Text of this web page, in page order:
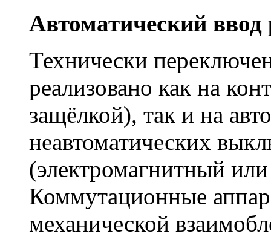
Автоматический ввод
Технически
реализовано как на
защёлкой), так и на
неавтоматических
(электромагнитный
Коммутационные
механической